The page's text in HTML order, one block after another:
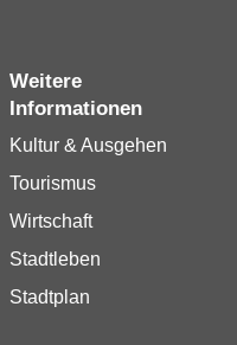
Weitere
Informationen
Kultur & Ausgehen
Tourismus
Wirtschaft
Stadtleben
Stadtplan